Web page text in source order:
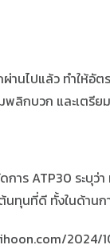
านไปแล้ว ทำให้
ลิกบวก และเตรีย
การ ATP30 ระบุ
ทุนที่ดี ทั้งในด้าน
2024/